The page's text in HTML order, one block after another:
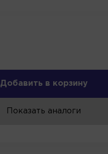
Добавить в корзину
Показать аналоги